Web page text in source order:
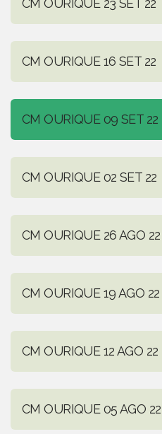
CM OURIQUE 23 SET 22
CM OURIQUE 16 SET 22
CM OURIQUE 09 SET 22
CM OURIQUE 02 SET 22
CM OURIQUE 26 AGO 22
CM OURIQUE 19 AGO 22
CM OURIQUE 12 AGO 22
CM OURIQUE 05 AGO 22